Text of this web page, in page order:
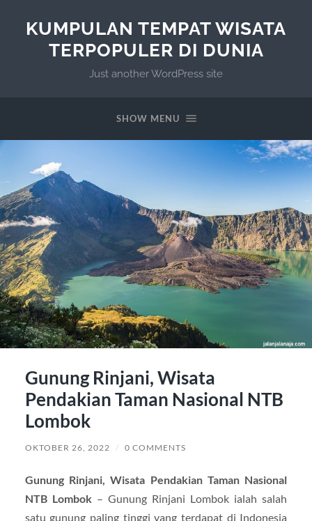
KUMPULAN TEMPAT WISATA
TERPOPULER DI DUNIA
Just another WordPress site
SHOW MENU
Gunung Rinjani, Wisata
Pendakian Taman Nasional NTB
Lombok
OKTOBER 26, 2022 / 0 COMMENTS
Gunung Rinjani, Wisata Pendakian Taman Nasional
NTB Lombok– Gunung Rinjani Lombok ialah salah
satu gunung paling tinggi yang terdapat di Indonesia